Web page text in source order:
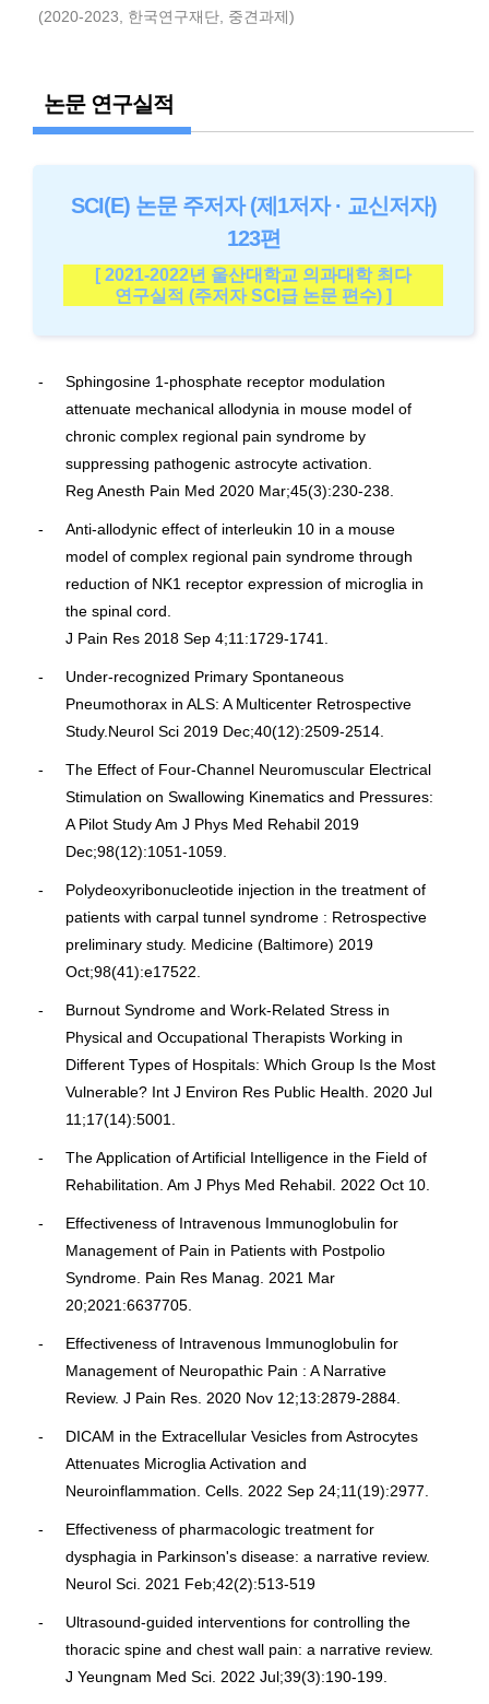
(2020-2023, 한국연구재단, 중견과제)
논문 연구실적
SCI(E) 논문 주저자 (제1저자 · 교신저자)
123편
[ 2021-2022년 울산대학교 의과대학 최다
연구실적 (주저자 SCI급 논문 편수) ]
Sphingosine 1-phosphate receptor modulation
attenuate mechanical allodynia in mouse model of
chronic complex regional pain syndrome by
suppressing pathogenic astrocyte activation.
Reg Anesth Pain Med 2020 Mar;45(3):230-238.
Anti-allodynic effect of interleukin 10 in a mouse
model of complex regional pain syndrome through
reduction of NK1 receptor expression of microglia in
the spinal cord.
J Pain Res 2018 Sep 4;11:1729-1741.
Under-recognized Primary Spontaneous
Pneumothorax in ALS: A Multicenter Retrospective
Study.Neurol Sci 2019 Dec;40(12):2509-2514.
The Effect of Four-Channel Neuromuscular Electrical
Stimulation on Swallowing Kinematics and Pressures:
A Pilot Study Am J Phys Med Rehabil 2019
Dec;98(12):1051-1059.
Polydeoxyribonucleotide injection in the treatment of
patients with carpal tunnel syndrome : Retrospective
preliminary study. Medicine (Baltimore) 2019
Oct;98(41):e17522.
Burnout Syndrome and Work-Related Stress in
Physical and Occupational Therapists Working in
Different Types of Hospitals: Which Group Is the Most
Vulnerable? Int J Environ Res Public Health. 2020 Jul
11;17(14):5001.
The Application of Artificial Intelligence in the Field of
Rehabilitation. Am J Phys Med Rehabil. 2022 Oct 10.
Effectiveness of Intravenous Immunoglobulin for
Management of Pain in Patients with Postpolio
Syndrome. Pain Res Manag. 2021 Mar
20;2021:6637705.
Effectiveness of Intravenous Immunoglobulin for
Management of Neuropathic Pain : A Narrative
Review. J Pain Res. 2020 Nov 12;13:2879-2884.
DICAM in the Extracellular Vesicles from Astrocytes
Attenuates Microglia Activation and
Neuroinflammation. Cells. 2022 Sep 24;11(19):2977.
Effectiveness of pharmacologic treatment for
dysphagia in Parkinson's disease: a narrative review.
Neurol Sci. 2021 Feb;42(2):513-519
Ultrasound-guided interventions for controlling the
thoracic spine and chest wall pain: a narrative review.
J Yeungnam Med Sci. 2022 Jul;39(3):190-199.